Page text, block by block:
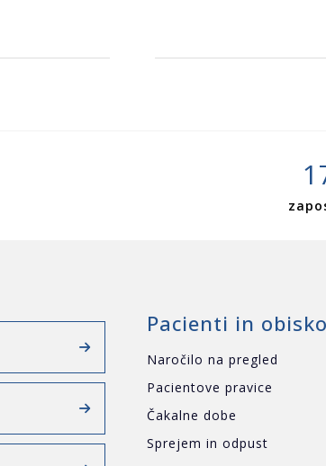
Pacienti in
Naročilo na pregled
Pacientove pravice
Čakalne dobe
Sprejem in odpust